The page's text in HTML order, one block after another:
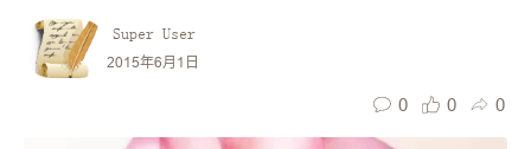
Super User
2015年6月1日
0 0 0